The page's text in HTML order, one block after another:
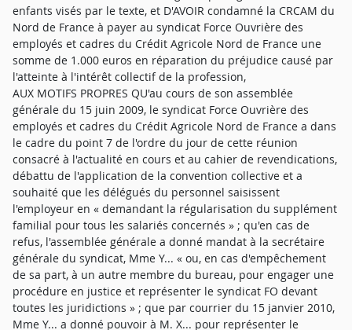
enfants visés par le texte, et D'AVOIR condamné la CRCAM du
Nord de France à payer au syndicat Force Ouvrière des
employés et cadres du Crédit Agricole Nord de France une
somme de 1.000 euros en réparation du préjudice causé par
l'atteinte à l'intérêt collectif de la profession,
AUX MOTIFS PROPRES QU'au cours de son assemblée
générale du 15 juin 2009, le syndicat Force Ouvrière des
employés et cadres du Crédit Agricole Nord de France a dans
le cadre du point 7 de l'ordre du jour de cette réunion
consacré à l'actualité en cours et au cahier de revendications,
débattu de l'application de la convention collective et a
souhaité que les délégués du personnel saisissent
l'employeur en « demandant la régularisation du supplément
familial pour tous les salariés concernés » ; qu'en cas de
refus, l'assemblée générale a donné mandat à la secrétaire
générale du syndicat, Mme Y... « ou, en cas d'empêchement
de sa part, à un autre membre du bureau, pour engager une
procédure en justice et représenter le syndicat FO devant
toutes les juridictions » ; que par courrier du 15 janvier 2010,
Mme Y... a donné pouvoir à M. X... pour représenter le